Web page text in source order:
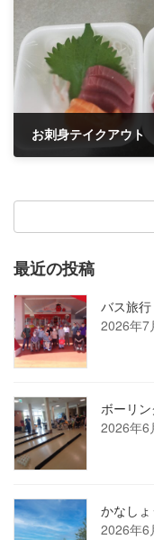
お刺身テイクアウト
最近の投稿
バス旅
2026年7
ボーリ
2026年6
かなし
2026年6